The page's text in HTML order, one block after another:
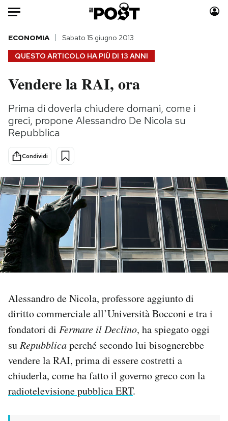
Auto
HOME
Italia
Politica
Tecnologia
Scienza
Economia
Sport
Moda
Consumismi
Altrecose
Mondiali calcio 2026
PODCAST
I MIEI PREFERITI
SHOP
CALENDARIO
QUESTO ARTICOLO HA PIÙ DI 13 ANNI
ECONOMIA Sabato 15 giugno 2013
Vendere la RAI, ora
Prima di doverla chiudere domani, come i
greci, propone Alessandro De Nicola su
Repubblica
Condividi
Alessandro de Nicola, professore aggiunto di
diritto commerciale all’Università Bocconi e tra i
fondatori di Fermare il Declino, ha spiegato oggi
suRepubblicaperché secondo lui bisognerebbe
vendere la RAI, prima di essere costretti a
chiuderla, come ha fatto il governo greco con la
radiotelevisione pubblica ERT.